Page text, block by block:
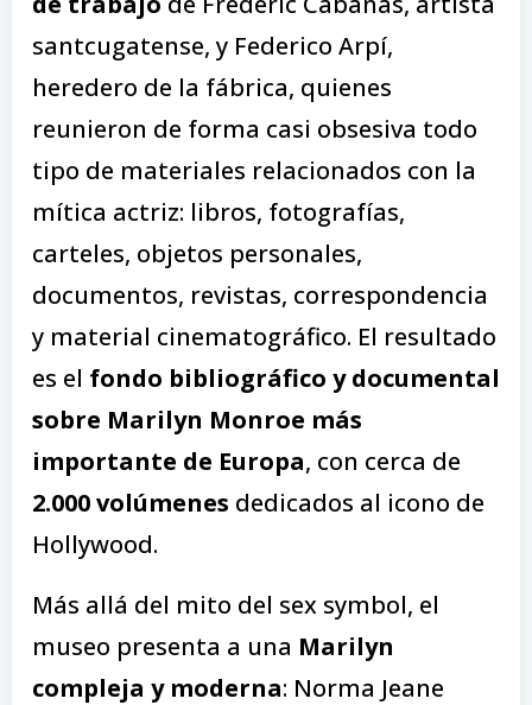
santcugatense, y Federico Arpí,
heredero de la fábrica, quienes
reunieron de forma casi obsesiva todo
tipo de materiales relacionados con la
mítica actriz: libros, fotografías,
carteles, objetos personales,
documentos, revistas, correspondencia
y material cinematográfico. El resultado
es el fondo bibliográfico y documental
sobre Marilyn Monroe más
importante de Europa, con cerca de
2.000 volúmenes dedicados al icono de
Hollywood.
Más allá del mito del sex symbol, el
museo presenta a una Marilyn
compleja y moderna: Norma Jeane